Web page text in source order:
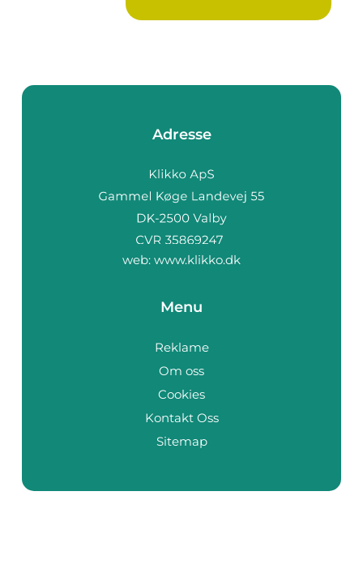
Adresse
web: www.klikko.dk
Menu
Reklame
Om oss
Cookies
Kontakt Oss
Sitemap